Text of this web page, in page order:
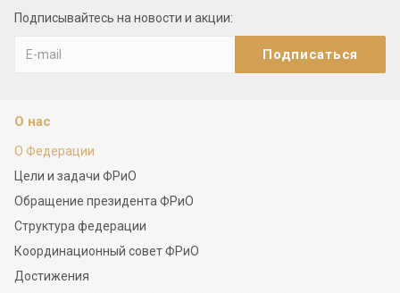
Подписывайтесь на новости и акции:
О нас
О Федерации
Цели и задачи ФРиО
Обращение президента ФРиО
Структура федерации
Координационный совет ФРиО
Достижения